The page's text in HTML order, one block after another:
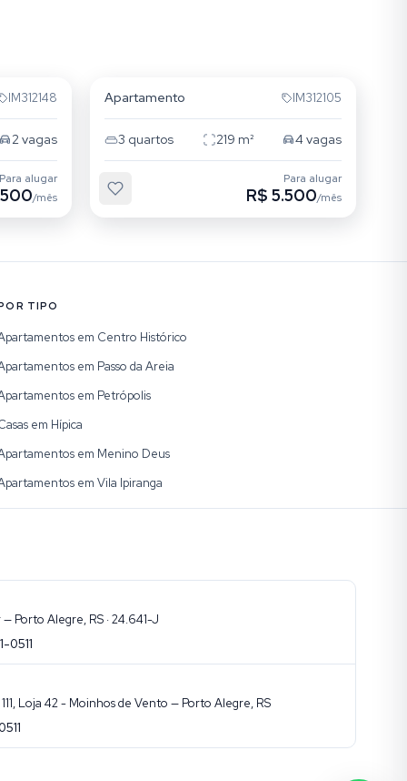
IM312148
2vagas
Para alugar
/mês
Apartamento IM312105
3 quartos 219 m² 4 vagas
Para alugar
R$ 5.500/mês
TIPO
em Centro Histórico
em Passo da Areia
em Petrópolis
em Hípica
em Menino Deus
em Vila Ipiranga
Porto Alegre, RS · 24.641-J
0511
Loja 42 - Moinhos de Vento — Porto Alegre, RS